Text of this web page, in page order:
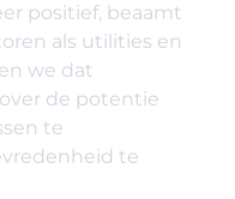
positief, beaamt
als utilities en
we dat
de potentie
te
te